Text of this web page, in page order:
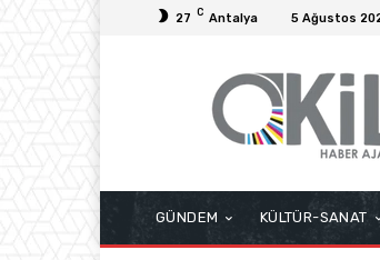
27 C Antalya 5 Ağustos
GÜNDEM KÜLTÜR-SANAT